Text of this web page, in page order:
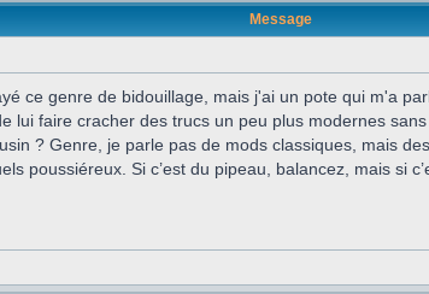
Message
ce genre de bidouillage, mais j'ai un pote qui m'a
lui faire cracher des trucs un peu plus modernes
? Genre, je parle pas de mods classiques, mais
poussiéreux. Si c’est du pipeau, balancez, mais si